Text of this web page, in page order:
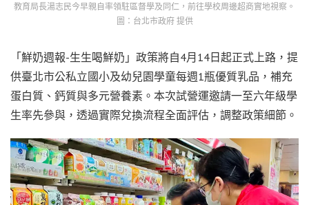
教育局長湯志民今早親自率領駐區督學及同仁，前往學校周邊超商實地視察。
圖：台北市政府 提供
「鮮奶週報-生生喝鮮奶」政策將自4月14日起正式上路，提
供臺北市公私立國小及幼兒園學童每週1瓶優質乳品，補充
蛋白質、鈣質與多元營養素。本次試營運邀請一至六年級學
生率先參與，透過實際兌換流程全面評估，調整政策細節。